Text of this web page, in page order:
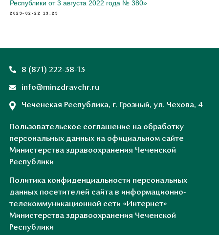
Республики от 3 августа 2022 года № 380»
2023-02-22 13:23
Пользовательское соглашение на обработку
персональных данных на официальном сайте
Министерства здравоохранения Чеченской
Республики
8 (871) 222-38-13
info@minzdravchr.ru
Чеченская Республика, г. Грозный, ул. Чехова, 4
Политика конфиденциальности персональных
данных посетителей сайта в информационно-
телекоммуникационной сети «Интернет»
Министерства здравоохранения Чеченской
Республики